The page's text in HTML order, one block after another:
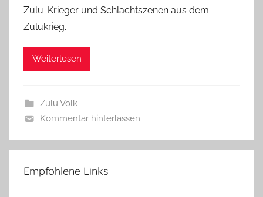
Zulu-Krieger und Schlachtszenen aus dem
Zulukrieg.
Weiterlesen
Zulu Volk
Kommentar hinterlassen
Empfohlene Links